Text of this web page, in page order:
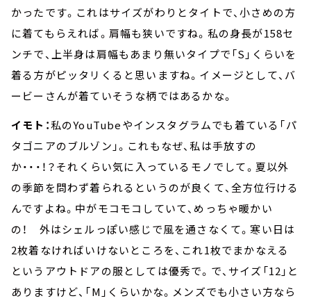
かったです。これはサイズがわりとタイトで、小さめの方
に着てもらえれば。肩幅も狭いですね。私の身長が158セ
ンチで、上半身は肩幅もあまり無いタイプで「S」くらいを
着る方がピッタリくると思いますね。イメージとして、バ
ービーさんが着ていそうな柄ではあるかな。
イモト：私のYouTubeやインスタグラムでも着ている「パ
タゴニアのブルゾン」。これもなぜ、私は手放すの
か・・・！？それくらい気に入っているモノでして。夏以外
の季節を問わず着られるというのが良くて、全方位行ける
んですよね。中がモコモコしていて、めっちゃ暖かい
の！ 外はシェルっぽい感じで風を通さなくて。寒い日は
2枚着なければいけないところを、これ1枚でまかなえる
というアウトドアの服としては優秀で。で、サイズ「12」と
ありますけど、「M」くらいかな。メンズでも小さい方なら